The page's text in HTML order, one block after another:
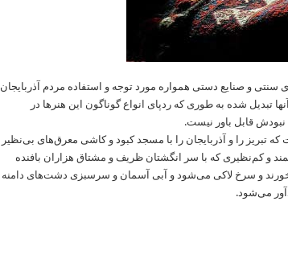
سنتی و صنایع دستی همواره مورد توجه و استفاده مردم آذربایجان
تبدیل شده به طوری که ردپای انواع گوناگون این هنرها در
قابل باور نیست.
تبریز را و آذربایجان را با مسجد کبود و کاشی معرق‌های بی‌نظیر
کم‌نظیری که با سر انگشتان ظریف و مشتاق هزاران بافنده
و سرخ لاکی می‌شود و آبی آسمان و سرسبزی دشت‌های دامنه
می‌شود.